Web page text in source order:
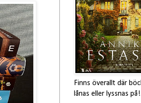
Finns överallt där
lånas eller lyssnas på!